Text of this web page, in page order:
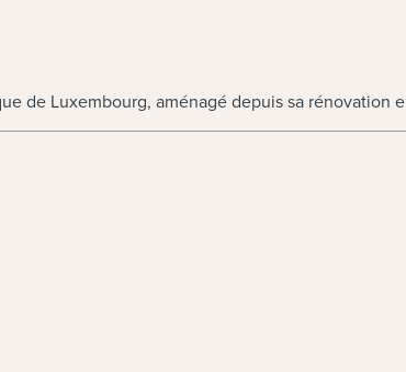
de Luxembourg, aménagé depuis sa rénovation